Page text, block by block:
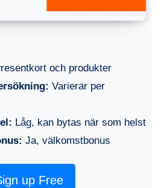
och produkter
Varierar per
Låg, kan bytas när som helst
Ja, välkomstbonus
up Free